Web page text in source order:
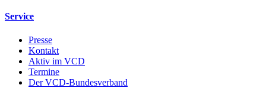
Service
Presse
Kontakt
Aktiv im VCD
Termine
Der VCD-Bundesverband